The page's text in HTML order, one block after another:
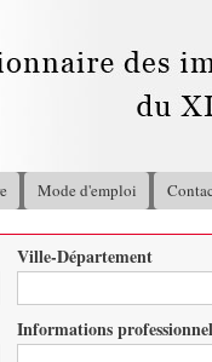
Mode d'emploi
Ville-Département
Informations